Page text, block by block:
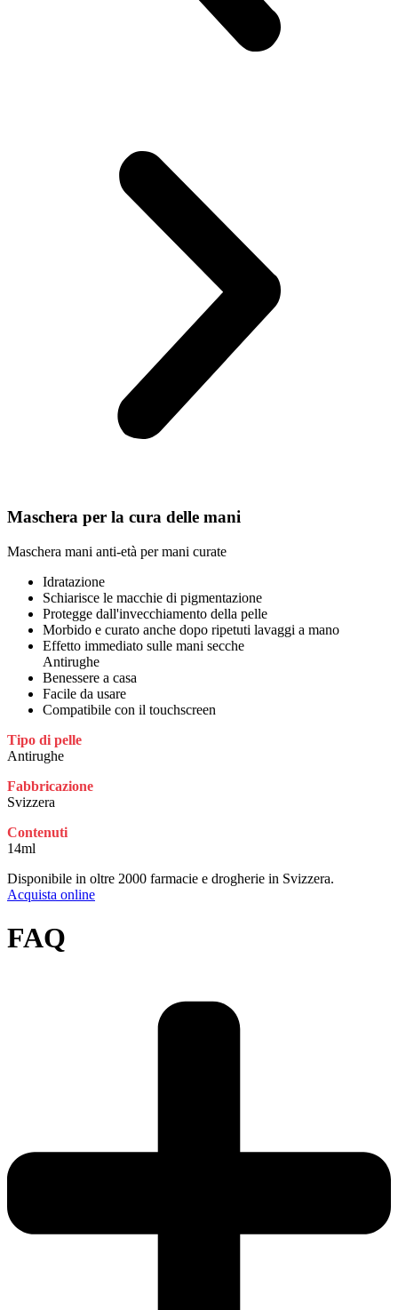
Maschera per la cura delle mani
Maschera mani anti-età per mani curate
Idratazione
Schiarisce le macchie di pigmentazione
Protegge dall'invecchiamento della pelle
Morbido e curato anche dopo ripetuti lavaggi a mano
Effetto immediato sulle mani secche
Antirughe
Benessere a casa
Facile da usare
Compatibile con il touchscreen
Tipo di pelle
Antirughe
Fabbricazione
Svizzera
Contenuti
14ml
Disponibile in oltre 2000 farmacie e drogherie in Svizzera.
Acquista online
FAQ